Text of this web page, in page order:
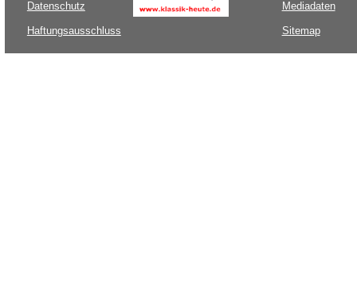
Datenschutz
Haftungsausschluss
Mediadaten
Sitemap